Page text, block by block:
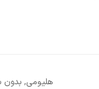
هلیومی, بدون